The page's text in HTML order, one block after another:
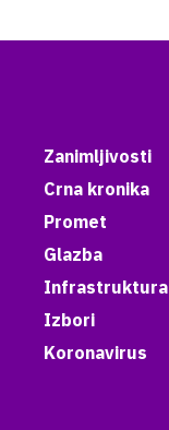
Zanimljivosti
Crna kronika
Promet
Glazba
Infrastruktura
Izbori
Koronavirus